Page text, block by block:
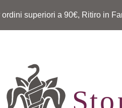
superiori a 90€, Ritiro in